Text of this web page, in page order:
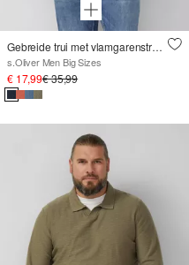
Gebreide trui met vlamgarenstructuur en rolrand
s.Oliver Men Big Sizes
€ 17,99€ 35,99